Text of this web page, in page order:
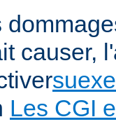
causer,
Les CGI